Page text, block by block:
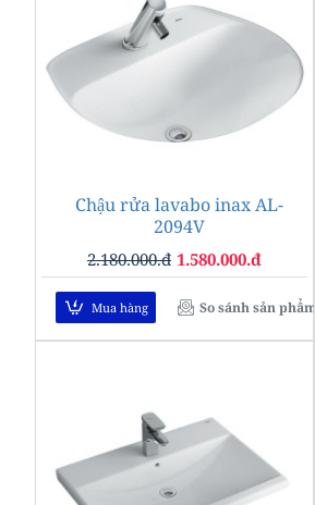
-28%
Chậu rửa lavabo inax AL-
2094V
1.580.000.đ
2.180.000.đ
Mua hàng So sánh sản phẩm